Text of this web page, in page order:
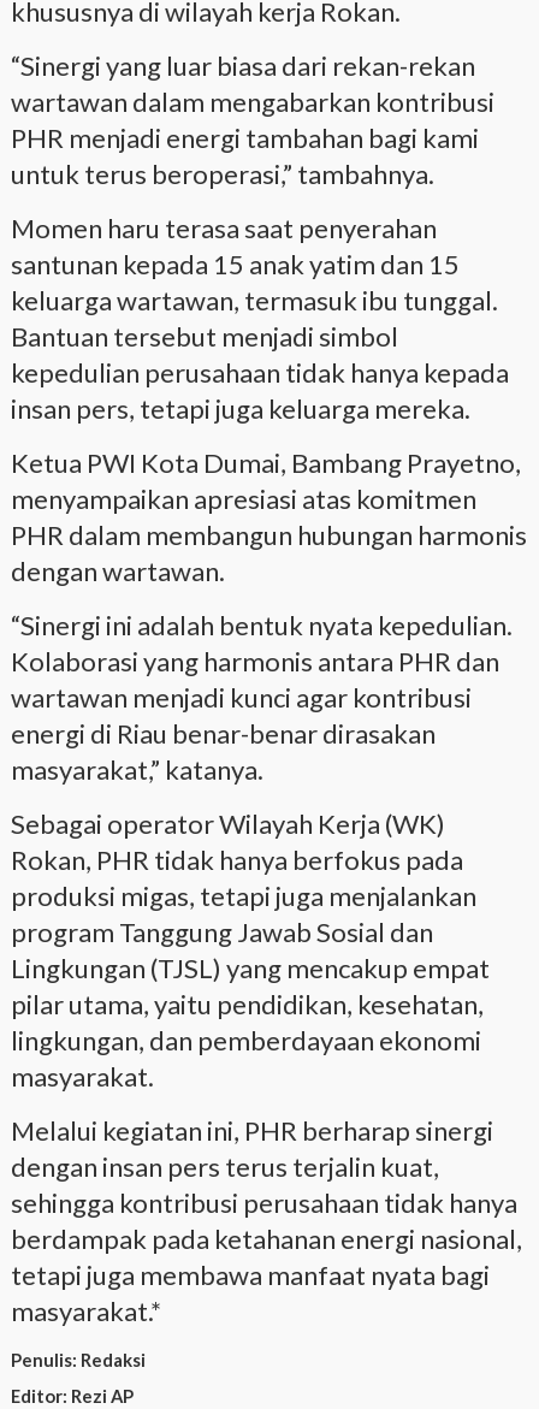
khususnya di wilayah kerja Rokan.
“Sinergi yang luar biasa dari rekan-rekan
wartawan dalam mengabarkan kontribusi
PHR menjadi energi tambahan bagi kami
untuk terus beroperasi,” tambahnya.
Momen haru terasa saat penyerahan
santunan kepada 15 anak yatim dan 15
keluarga wartawan, termasuk ibu tunggal.
Bantuan tersebut menjadi simbol
kepedulian perusahaan tidak hanya kepada
insan pers, tetapi juga keluarga mereka.
Ketua PWI Kota Dumai, Bambang Prayetno,
menyampaikan apresiasi atas komitmen
PHR dalam membangun hubungan harmonis
dengan wartawan.
“Sinergi ini adalah bentuk nyata kepedulian.
Kolaborasi yang harmonis antara PHR dan
wartawan menjadi kunci agar kontribusi
energi di Riau benar-benar dirasakan
masyarakat,” katanya.
Sebagai operator Wilayah Kerja (WK)
Rokan, PHR tidak hanya berfokus pada
produksi migas, tetapi juga menjalankan
program Tanggung Jawab Sosial dan
Lingkungan (TJSL) yang mencakup empat
pilar utama, yaitu pendidikan, kesehatan,
lingkungan, dan pemberdayaan ekonomi
masyarakat.
Melalui kegiatan ini, PHR berharap sinergi
dengan insan pers terus terjalin kuat,
sehingga kontribusi perusahaan tidak hanya
berdampak pada ketahanan energi nasional,
tetapi juga membawa manfaat nyata bagi
masyarakat.*
Penulis: Redaksi
Editor: Rezi AP